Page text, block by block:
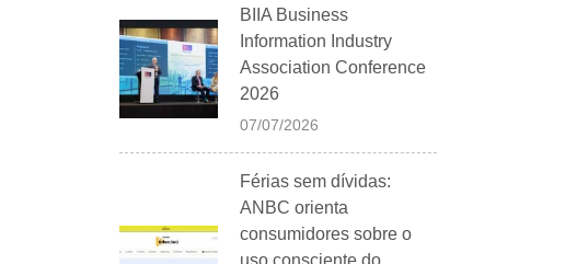
BIIA Business
Information Industry
Association Conference
2026
07/07/2026
Férias sem dívidas:
ANBC orienta
consumidores sobre o
uso consciente do